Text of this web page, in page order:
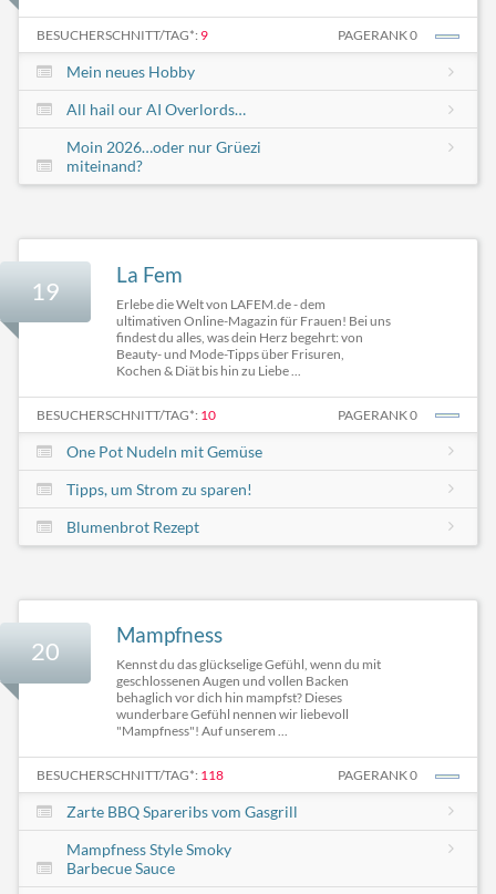
BESUCHERSCHNITT/TAG*: 9 PAGERANK 0
Mein neues Hobby
All hail our AI Overlords…
Moin 2026…oder nur Grüezi
miteinand?
19
La Fem
Erlebe die Welt von LAFEM.de - dem
ultimativen Online-Magazin für Frauen! Bei uns
findest du alles, was dein Herz begehrt: von
Beauty- und Mode-Tipps über Frisuren,
Kochen & Diät bis hin zu Liebe ...
BESUCHERSCHNITT/TAG*: 10 PAGERANK 0
One Pot Nudeln mit Gemüse
Tipps, um Strom zu sparen!
Blumenbrot Rezept
20
Mampfness
Kennst du das glückselige Gefühl, wenn du mit
geschlossenen Augen und vollen Backen
behaglich vor dich hin mampfst? Dieses
wunderbare Gefühl nennen wir liebevoll
"Mampfness"! Auf unserem ...
BESUCHERSCHNITT/TAG*: 118 PAGERANK 0
Zarte BBQ Spareribs vom Gasgrill
Mampfness Style Smoky
Barbecue Sauce